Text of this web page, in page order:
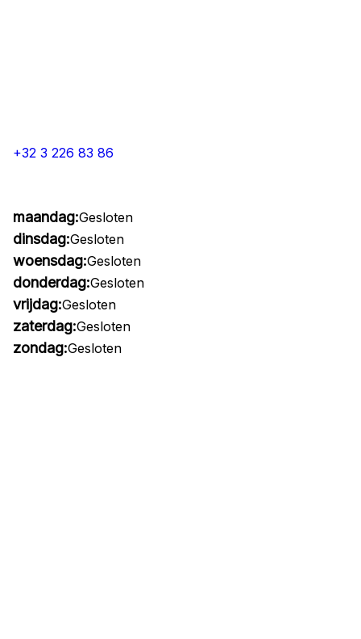
+32 3 226 83 86
maandag:Gesloten
dinsdag:Gesloten
woensdag:Gesloten
donderdag:Gesloten
vrijdag:Gesloten
zaterdag:Gesloten
zondag:Gesloten